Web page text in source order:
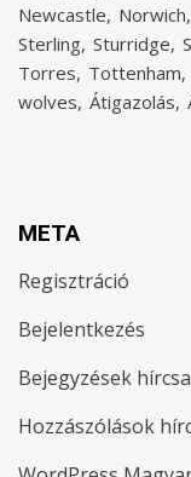
Newcastle Norwich
Sterling Sturridge
Torres Tottenham
wolves Átigazolás
META
Regisztráció
Bejelentkezés
Bejegyzések
Hozzászólások